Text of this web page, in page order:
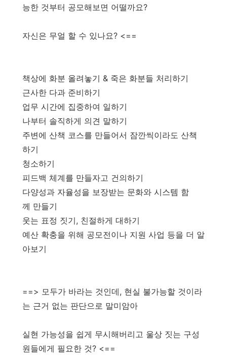
능한 것부터 공모해보면 어떨까요?
자신은 무얼 할 수 있나요? <==
책상에 화분 올려놓기 & 죽은 화분들 처리하기
근사한 다과 준비하기
업무 시간에 집중하여 일하기
나부터 솔직하게 의견 말하기
주변에 산책 코스를 만들어서 잠깐씩이라도 산책
하기
청소하기
피드백 체계를 만들자고 건의하기
다양성과 자율성을 보장받는 문화와 시스템 함
께 만들기
웃는 표정 짓기, 친절하게 대하기
예산 확충을 위해 공모전이나 지원 사업 등을 더 알
아보기
==> 모두가 바라는 것인데, 현실 불가능할 것이라
는 근거 없는 판단으로 말미암아
실현 가능성을 쉽게 무시해버리고 울상 짓는 구성
원들에게 필요한 것? <==